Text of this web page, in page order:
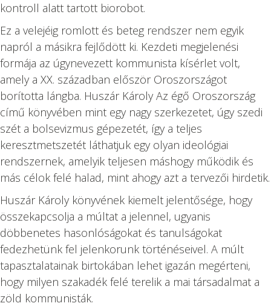
kontroll alatt tartott biorobot.
Ez a velejéig romlott és beteg rendszer nem egyik
napról a másikra fejlődött ki. Kezdeti megjelenési
formája az úgynevezett kommunista kísérlet volt,
amely a XX. században először Oroszországot
borította lángba. Huszár Károly Az égő Oroszország
című könyvében mint egy nagy szerkezetet, úgy szedi
szét a bolsevizmus gépezetét, így a teljes
keresztmetszetét láthatjuk egy olyan ideológiai
rendszernek, amelyik teljesen máshogy működik és
más célok felé halad, mint ahogy azt a tervezői hirdetik.
Huszár Károly könyvének kiemelt jelentősége, hogy
összekapcsolja a múltat a jelennel, ugyanis
döbbenetes hasonlóságokat és tanulságokat
fedezhetünk fel jelenkorunk történéseivel. A múlt
tapasztalatainak birtokában lehet igazán megérteni,
hogy milyen szakadék felé terelik a mai társadalmat a
zöld kommunisták.